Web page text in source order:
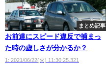
まとめ記事
お前達にスピード違反で捕まっ
た時の虚しさが分かるか？
1: 2021/06/22(火) 11:30:25.321